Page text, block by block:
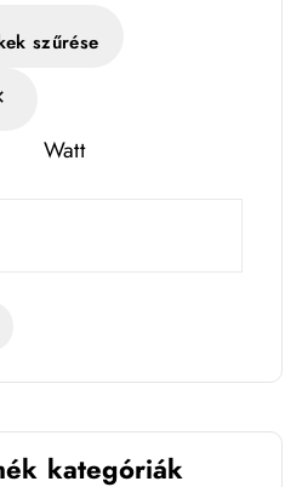
szűrése
Watt
kategóriák